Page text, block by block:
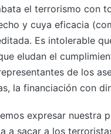
el terrorismo con
y cuya eficacia
Es intolerable
eludan el
de los
la financiación con
expresar nuestra
a sacar a los